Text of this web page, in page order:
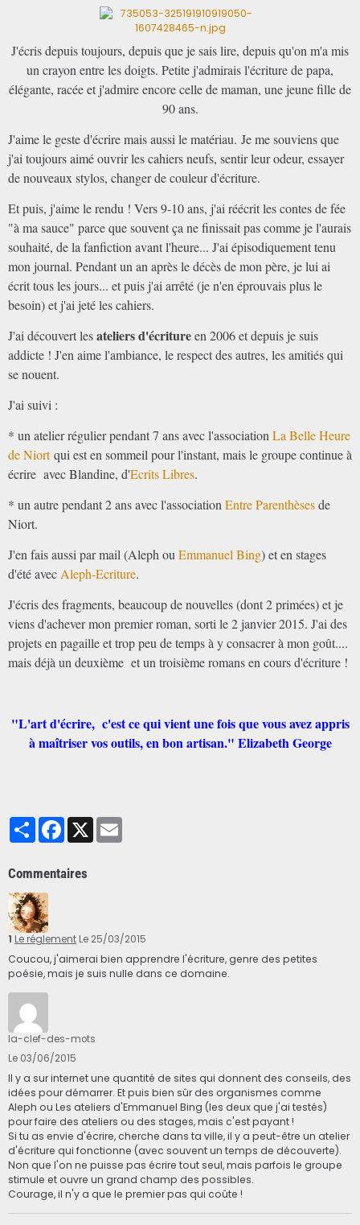
J'écris depuis toujours, depuis que je sais lire, depuis qu'on m'a mis
un crayon entre les doigts. Petite j'admirais l'écriture de papa,
élégante, racée et j'admire encore celle de maman, une jeune fille de
90 ans.
J'aime le geste d'écrire mais aussi le matériau. Je me souviens que
j'ai toujours aimé ouvrir les cahiers neufs, sentir leur odeur, essayer
de nouveaux stylos, changer de couleur d'écriture.
Et puis, j'aime le rendu ! Vers 9-10 ans, j'ai réécrit les contes de fée
"à ma sauce" parce que souvent ça ne finissait pas comme je l'aurais
souhaité, de la fanfiction avant l'heure... J'ai épisodiquement tenu
mon journal. Pendant un an après le décès de mon père, je lui ai
écrit tous les jours... et puis j'ai arrêté (je n'en éprouvais plus le
besoin) et j'ai jeté les cahiers.
J'ai découvert lesateliers d'écritureen 2006 et depuis je suis
addicte ! J'en aime l'ambiance, le respect des autres, les amitiés qui
se nouent.
J'ai suivi :
* un atelier régulier pendant 7 ans avec l'association La Belle Heure
de Niortqui est en sommeil pour l'instant, mais le groupe continue à
écrire avec Blandine, d'Ecrits Libres.
* un autre pendant 2 ans avec l'association Entre Parenthèsesde
Niort.
J'en fais aussi par mail (Aleph ou Emmanuel Bing) et en stages
d'été avec Aleph-Ecriture.
J'écris des fragments, beaucoup de nouvelles (dont 2 primées) et je
viens d'achever mon premier roman, sorti le 2 janvier 2015. J'ai des
projets en pagaille et trop peu de temps à y consacrer à mon goût....
mais déjà un deuxième et un troisième romans en cours d'écriture !
"L'art d'écrire, c'est ce qui vient une fois que vous avez appris
à maîtriser vos outils, en bon artisan." Elizabeth George
PartagerFacebook
X
Commentaires
1 Le réglement Le 25/03/2015
Coucou, j'aimerai bien apprendre l'écriture, genre des petites
poésie, mais je suis nulle dans ce domaine.
la-clef-des-mots
Le 03/06/2015
Il y a sur internet une quantité de sites qui donnent des conseils, des
idées pour démarrer. Et puis bien sûr des organismes comme
Aleph ou Les ateliers d'Emmanuel Bing (les deux que j'ai testés)
pour faire des ateliers ou des stages, mais c'est payant !
Si tu as envie d'écrire, cherche dans ta ville, il y a peut-être un atelier
d'écriture qui fonctionne (avec souvent un temps de découverte).
Non que l'on ne puisse pas écrire tout seul, mais parfois le groupe
stimule et ouvre un grand champ des possibles.
Courage, il n'y a que le premier pas qui coûte !